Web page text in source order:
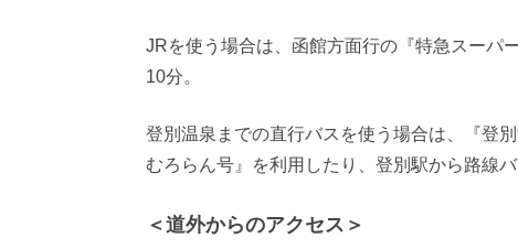
JRを使う場合は、函館方面行の『特急スーパ
10分。
登別温泉までの直行バスを使う場合は、『登
むろらん号』を利用したり、登別駅から路線
＜道外からのアクセス＞